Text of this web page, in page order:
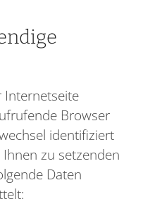
Internetseite
Browser
identifiziert
zu setzenden
Daten